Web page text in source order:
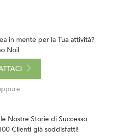
in mente per la Tua attività?
Noi!
Nostre Storie di Successo
Clienti già soddisfatti!
di Google. Scopri